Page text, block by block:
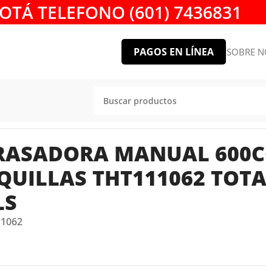
TELEFONO (601) 7436831
PAGOS EN LÍNEA SOBRE
MANUAL
THT111062